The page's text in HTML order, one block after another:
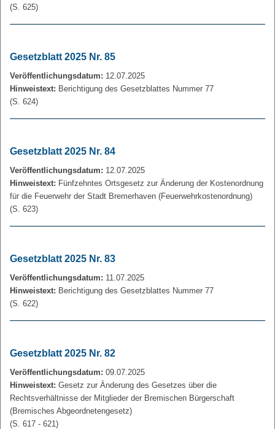
(S. 625)
Gesetzblatt 2025 Nr. 85
Veröffentlichungsdatum: 12.07.2025
Hinweistext: Berichtigung des Gesetzblattes Nummer 77
(S. 624)
Gesetzblatt 2025 Nr. 84
Veröffentlichungsdatum: 12.07.2025
Hinweistext: Fünfzehntes Ortsgesetz zur Änderung der Kostenordnung
für die Feuerwehr der Stadt Bremerhaven (Feuerwehrkostenordnung)
(S. 623)
Gesetzblatt 2025 Nr. 83
Veröffentlichungsdatum: 11.07.2025
Hinweistext: Berichtigung des Gesetzblattes Nummer 77
(S. 622)
Gesetzblatt 2025 Nr. 82
Veröffentlichungsdatum: 09.07.2025
Hinweistext: Gesetz zur Änderung des Gesetzes über die
Rechtsverhältnisse der Mitglieder der Bremischen Bürgerschaft
(Bremisches Abgeordnetengesetz)
(S. 617 - 621)